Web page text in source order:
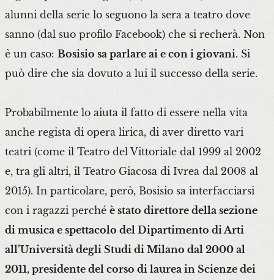
alunni della serie lo seguono la sera a teatro dove
sanno (dal suo profilo Facebook) che si recherà. Non
è un caso: Bosisio sa parlare ai e con i giovani. Si
può dire che sia dovuto a lui il successo della serie.
Probabilmente lo aiuta il fatto di essere nella vita
anche regista di opera lirica, di aver diretto vari
teatri (come il Teatro del Vittoriale dal 1999 al 2002
e, tra gli altri, il Teatro Giacosa di Ivrea dal 2008 al
2015). In particolare, però, Bosisio sa interfacciarsi
con i ragazzi perché è stato direttore della sezione
di musica e spettacolo del Dipartimento di Arti
all’Università degli Studi di Milano dal 2000 al
2011, presidente del corso di laurea in Scienze dei